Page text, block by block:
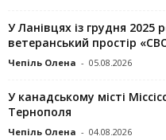
У Ланівцях із грудня
ветеранський простір
Чепіль Олена - 05.08.2026
У канадському місті
Тернополя
Чепіль Олена - 04.08.2026